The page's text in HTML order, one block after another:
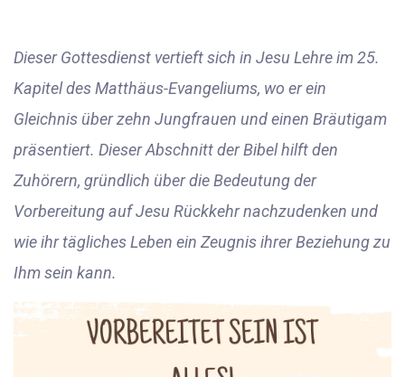
Dieser Gottesdienst vertieft sich in Jesu Lehre im 25.
Kapitel des Matthäus-Evangeliums, wo er ein
Gleichnis über zehn Jungfrauen und einen Bräutigam
präsentiert. Dieser Abschnitt der Bibel hilft den
Zuhörern, gründlich über die Bedeutung der
Vorbereitung auf Jesu Rückkehr nachzudenken und
wie ihr tägliches Leben ein Zeugnis ihrer Beziehung zu
Ihm sein kann.